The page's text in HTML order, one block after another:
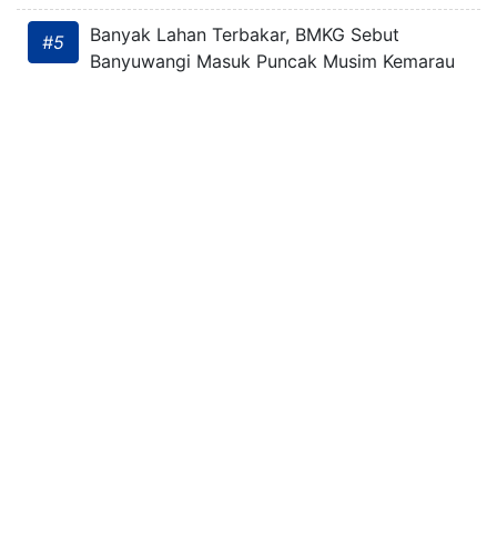
#5
Banyak Lahan Terbakar, BMKG Sebut
Banyuwangi Masuk Puncak Musim Kemarau